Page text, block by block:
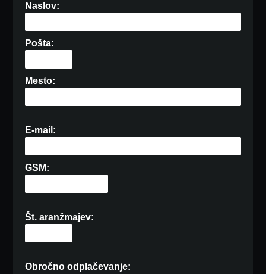
Naslov:
Pošta:
Mesto:
E-mail:
GSM:
Št. aranžmajev:
Obročno odplačevanje: